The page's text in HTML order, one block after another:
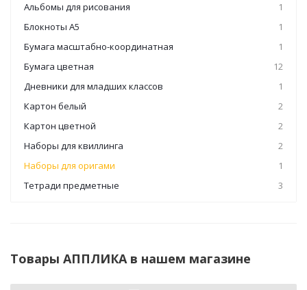
Альбомы для рисования
1
Блокноты А5
1
Бумага масштабно-координатная
1
Бумага цветная
12
Дневники для младших классов
1
Картон белый
2
Картон цветной
2
Наборы для квиллинга
2
Наборы для оригами
1
Тетради предметные
3
Товары АППЛИКА в нашем магазине